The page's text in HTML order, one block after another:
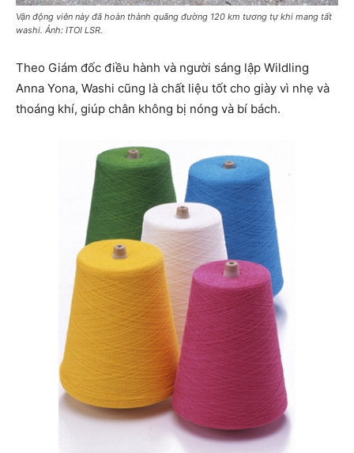
Vận động viên này đã hoàn thành quãng đường 120 km tương tự khi mang tất
washi. Ảnh: ITOI LSR.
Theo Giám đốc điều hành và người sáng lập Wildling
Anna Yona, Washi cũng là chất liệu tốt cho giày vì nhẹ và
thoáng khí, giúp chân không bị nóng và bí bách.